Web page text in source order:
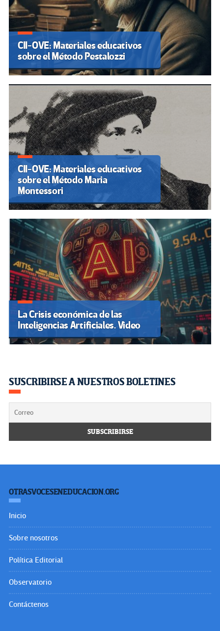
CII-OVE: Materiales educativos
sobre el Método Pestalozzi
CII-OVE: Materiales educativos
sobre el Método Maria
Montessori
La Crisis económica de las
Inteligencias Artificiales. Video
SUSCRIBIRSE A NUESTROS BOLETINES
OTRASVOCESENEDUCACION.ORG
Inicio
Sobre nosotros
Política Editorial
Observatorio
Contáctenos